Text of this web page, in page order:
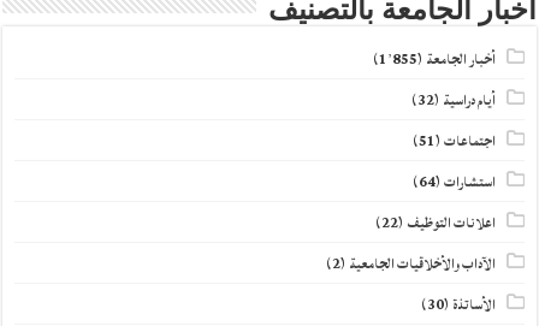
أخبار الجامعة بالتصنيف
أخبار الجامعة (1٬855)
أيام دراسية (32)
اجتماعات(51)
استشارات(64)
اعلانات التوظيف (22)
الآداب والأخلاقيات الجامعية (2)
الأساتذة(30)